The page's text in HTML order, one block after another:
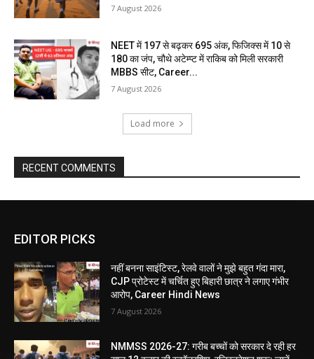
7 August 2026
NEET में 197 से बढ़कर 695 अंक, फिजिक्स में 10 से
180 का जंप, चौथे अटेम्प्ट में राकिब को मिली सरकारी
MBBS सीट, Career...
7 August 2026
Load more
RECENT COMMENTS
EDITOR PICKS
नहीं बनना साइंटिस्ट, रेलवे वालों ने मुझे बहुत गंदा मारा,
CJP प्रोटेस्ट में चर्चित हुए बिहारी छात्र ने लगाए गंभीर
आरोप, Career Hindi News
7 August 2026
NMMSS 2026-27: गरीब बच्चों को सरकार दे रही हर